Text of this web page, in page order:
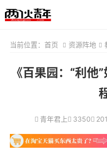
当前位置： 首页 资源阵地
《百果园：“利他
青年君上 3350